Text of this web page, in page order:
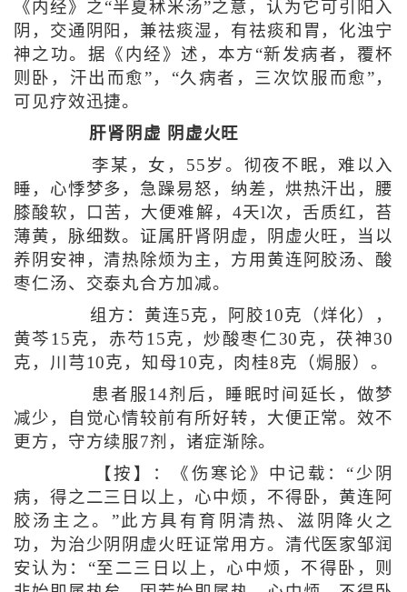
《内经》之“半夏秫米汤”之意，认为它可引阳入
阴，交通阴阳，兼祛痰湿，有祛痰和胃，化浊宁
神之功。据《内经》述，本方“新发病者，覆杯
则卧，汗出而愈”，“久病者，三次饮服而愈”，
可见疗效迅捷。
肝肾阴虚 阴虚火旺
李某，女，55岁。彻夜不眠，难以入
睡，心悸梦多，急躁易怒，纳差，烘热汗出，腰
膝酸软，口苦，大便难解，4天l次，舌质红，苔
薄黄，脉细数。证属肝肾阴虚，阴虚火旺，当以
养阴安神，清热除烦为主，方用黄连阿胶汤、酸
枣仁汤、交泰丸合方加减。
组方：黄连5克，阿胶10克（烊化），
黄芩15克，赤芍15克，炒酸枣仁30克，茯神30
克，川芎10克，知母10克，肉桂8克（焗服）。
患者服14剂后，睡眠时间延长，做梦
减少，自觉心情较前有所好转，大便正常。效不
更方，守方续服7剂，诸症渐除。
【按】：《伤寒论》中记载：“少阴
病，得之二三日以上，心中烦，不得卧，黄连阿
胶汤主之。”此方具有育阴清热、滋阴降火之
功，为治少阴阴虚火旺证常用方。清代医家邹润
安认为：“至二三日以上，心中烦，不得卧，则